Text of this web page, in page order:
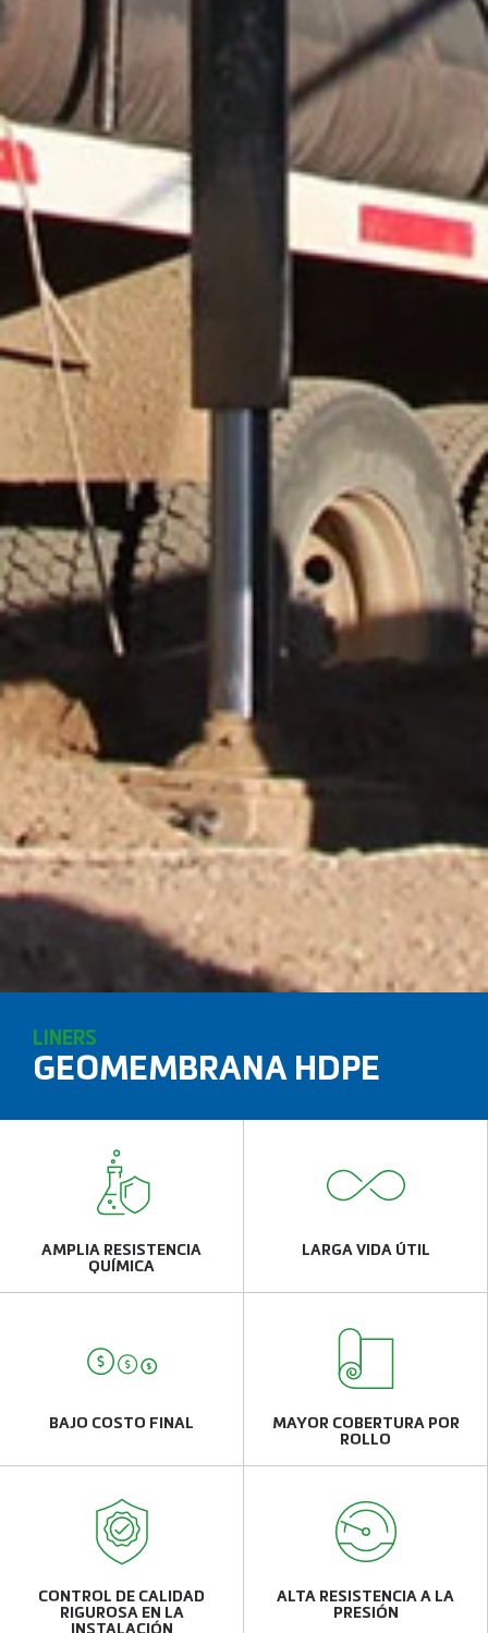
LINERS
GEOMEMBRANA HDPE
AMPLIA RESISTENCIA
QUÍMICA
LARGA VIDA ÚTIL
BAJO COSTO FINAL MAYOR COBERTURA POR
ROLLO
CONTROL DE CALIDAD
RIGUROSA EN LA
INSTALACIÓN
ALTA RESISTENCIA A LA
PRESIÓN